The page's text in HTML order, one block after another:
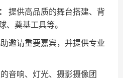
提供高品质的舞台搭建、背
、奠基工具等。
邀请重要嘉宾，并提供专业
音响、灯光、摄影摄像团